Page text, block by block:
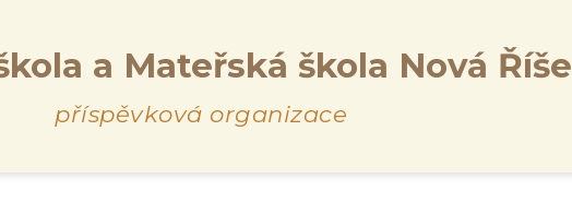
a Mateřská škola Nová Říše
příspěvková organizace